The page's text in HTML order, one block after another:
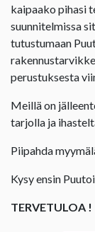
kaipaako pihasi
suunnitelmissa
tutustumaan
perustuksesta
Meillä on
tarjolla ja
Piipahda
Kysy ensin
TERVETULOA !